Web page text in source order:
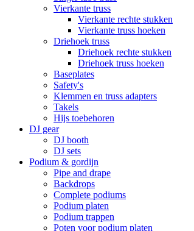
Vierkante truss
Vierkante rechte stukken
Vierkante truss hoeken
Driehoek truss
Driehoek rechte stukken
Driehoek truss hoeken
Baseplates
Safety's
Klemmen en truss adapters
Takels
Hijs toebehoren
DJ gear
DJ booth
DJ sets
Podium & gordijn
Pipe and drape
Backdrops
Complete podiums
Podium platen
Podium trappen
Poten voor podium platen